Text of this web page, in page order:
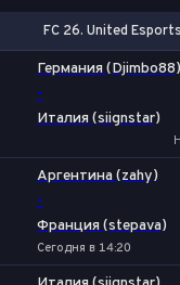
FC 26. United
Германия (Djimbo88)
-
Италия (siignstar)
Аргентина (zahy)
-
Франция (stepava)
Сегодня в 14:20